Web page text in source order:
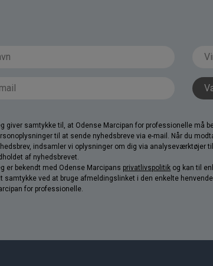
giver samtykke til, at Odense Marcipan for professionelle må
til at sende nyhedsbreve via e-mail. Når du
indsamler vi oplysninger om dig via analyseværktøjer
af nyhedsbrevet.
er bekendt med Odense Marcipans privatlivspolitik og kan til
samtykke ved at bruge afmeldingslinket i den enkelte
for professionelle.